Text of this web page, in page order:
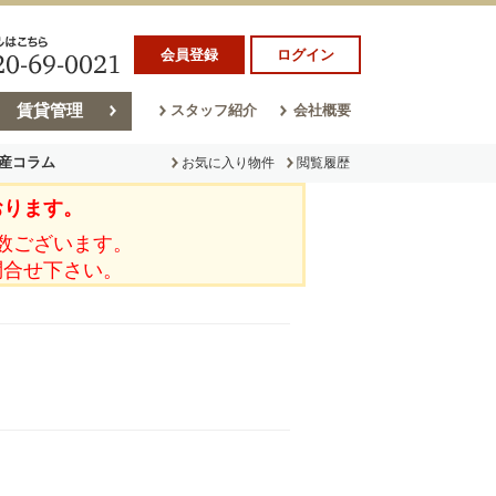
会員登録 ログイン
賃貸管理 スタッフ紹介 会社概要
コラム
ム
お気に入り物件 閲覧履歴
ます。
ざいます。
せ下さい。